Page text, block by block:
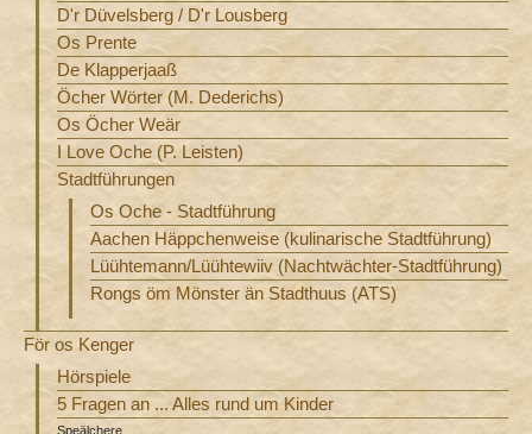
D'r Düvelsberg / D'r Lousberg
Os Prente
De Klapperjaaß
Öcher Wörter (M. Dederichs)
Os Öcher Weär
I Love Oche (P. Leisten)
Stadtführungen
Os Oche - Stadtführung
Aachen Häppchenweise (kulinarische Stadtführung)
Lüühtemann/Lüühtewiiv (Nachtwächter-Stadtführung)
Rongs öm Mönster än Stadthuus (ATS)
För os Kenger
Hörspiele
5 Fragen an ... Alles rund um Kinder
Speälchere